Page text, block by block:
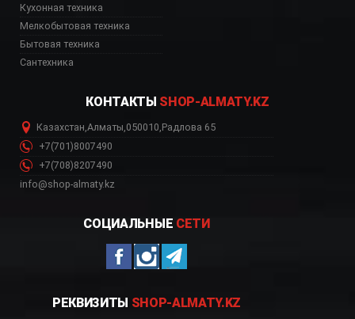
Кухонная техника
Мелкобытовая техника
Бытовая техника
Сантехника
КОНТАКТЫ SHOP-ALMATY.KZ
Казахстан,Алматы,050010,Радлова 65
+7(701)8007490
+7(708)8207490
info@shop-almaty.kz
СОЦИАЛЬНЫЕ СЕТИ
РЕКВИЗИТЫ SHOP-ALMATY.KZ